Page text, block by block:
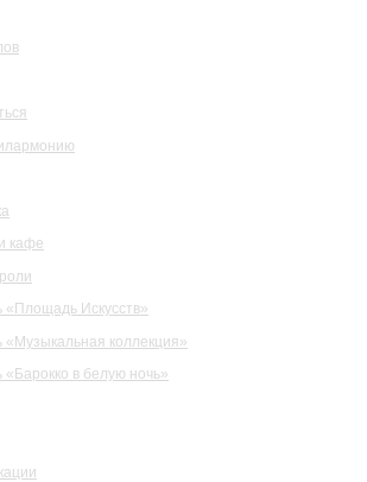
кафе
«Площадь Искусств»
«Музыкальная коллекция»
«Барокко в белую ночь»